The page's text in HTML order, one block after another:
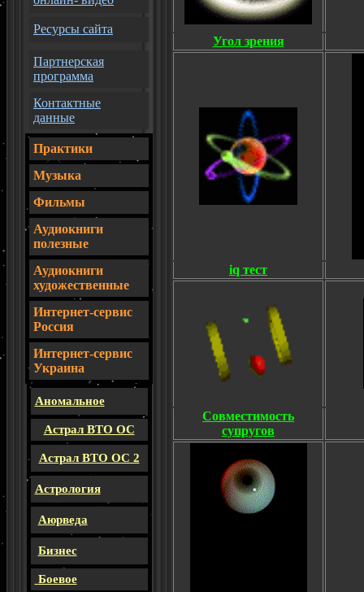
Ресурсы сайта
Партнерская
программа
Контактные
данные
Практики
Музыка
Фильмы
Аудиокниги
полезные
Аудиокниги
художественные
Интернет-сервис
Россия
Интернет-сервис
Украина
Аномальное
Астрал ВТО ОС
Астрал ВТО ОС 2
Астрология
Аюрведа
Бизнес
Боевое
Угол зрения
iq тест
Совместимость
супругов